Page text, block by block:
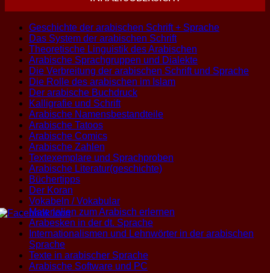
Geschichte der arabischen Schrift + Sprache
Das System der arabischen Schrift
Theoretische Linguistik des Arabischen
Arabische Sprachgruppen und Dialekte
Die Verbreitung der arabischen Schrift und Sprache
Die Rolle des arabischen im Islam
Der arabische Buchdruck
Kalligrafie und Schrift
Arabische Namensbestandteile
Arabische Tatoos
Arabische Comics
Arabische Zahlen
Textexemplare und Sprachproben
Arabische Literatur(geschichte)
Büchertipps
Der Koran
Vokabeln / Vokabular
Materialien zum Arabisch erlernen
Arabesken in der dt. Sprache
Internationalismen und Lehnwörter in der arabischen
Sprache
Texte in arabischer Sprache
Arabische Software und PC